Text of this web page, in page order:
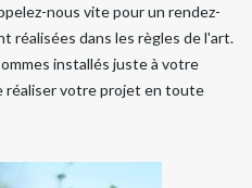
nous vite pour un rendez-
réalisées dans les règles de l'art.
installés juste à votre
réaliser votre projet en toute